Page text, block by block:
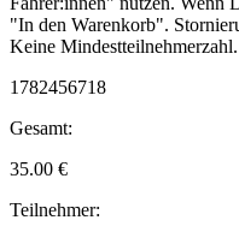
"In den Warenkorb".
Keine Mindestteilnehmerzahl.
1782456718
Gesamt:
35.00 €
Teilnehmer: